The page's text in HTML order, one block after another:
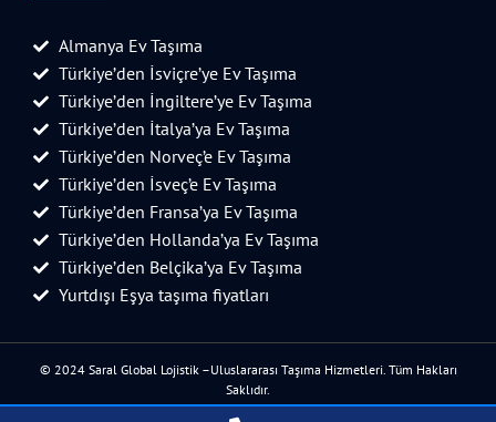
Almanya Ev Taşıma
Türkiye’den İsviçre’ye Ev Taşıma
Türkiye’den İngiltere’ye Ev Taşıma
Türkiye’den İtalya’ya Ev Taşıma
Türkiye’den Norveç’e Ev Taşıma
Türkiye’den İsveç’e Ev Taşıma
Türkiye’den Fransa’ya Ev Taşıma
Türkiye’den Hollanda’ya Ev Taşıma
Türkiye’den Belçika’ya Ev Taşıma
Yurtdışı Eşya taşıma fiyatları
© 2024 Saral Global Lojistik –Uluslararası Taşıma Hizmetleri. Tüm Hakları
Saklıdır.